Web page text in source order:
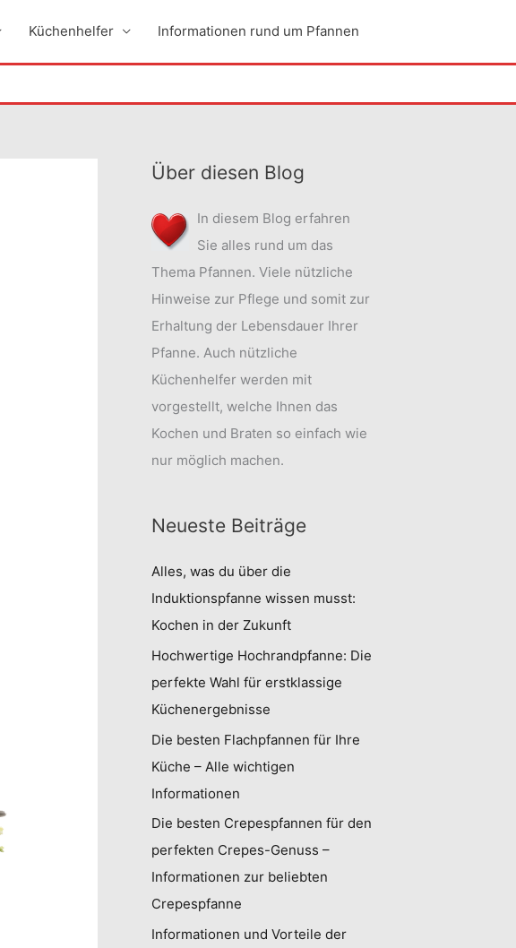
Küchenhelfer Informationen rund um Pfannen
Über diesen Blog
In diesem Blog erfahren
Sie alles rund um das
Thema Pfannen. Viele nützliche
Hinweise zur Pflege und somit zur
Erhaltung der Lebensdauer Ihrer
Pfanne. Auch nützliche
Küchenhelfer werden mit
vorgestellt, welche Ihnen das
Kochen und Braten so einfach wie
nur möglich machen.
Neueste Beiträge
Alles, was du über die
Induktionspfanne wissen musst:
Kochen in der Zukunft
Hochwertige Hochrandpfanne: Die
perfekte Wahl für erstklassige
Küchenergebnisse
Die besten Flachpfannen für Ihre
Küche – Alle wichtigen
Informationen
Die besten Crepespfannen für den
perfekten Crepes-Genuss –
Informationen zur beliebten
Crepespfanne
Informationen und Vorteile der